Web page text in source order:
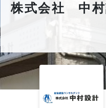
株式会社 中